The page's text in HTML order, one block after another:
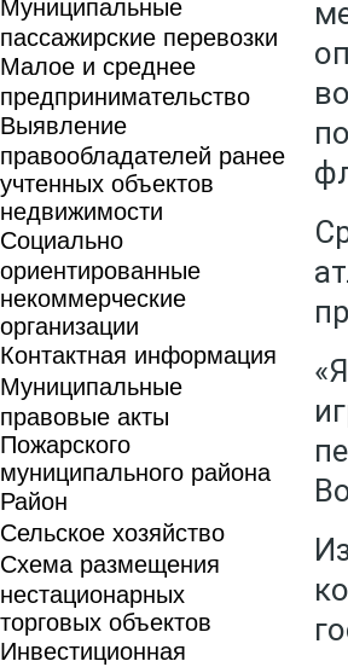
Муниципальные
пассажирские перевозки
Малое и среднее
предпринимательство
Выявление
правообладателей ранее
учтенных объектов
недвижимости
Социально
ориентированные
некоммерческие
организации
Контактная информация
Муниципальные
правовые акты
Пожарского
муниципального района
Район
Сельское хозяйство
Схема размещения
нестационарных
торговых объектов
Инвестиционная